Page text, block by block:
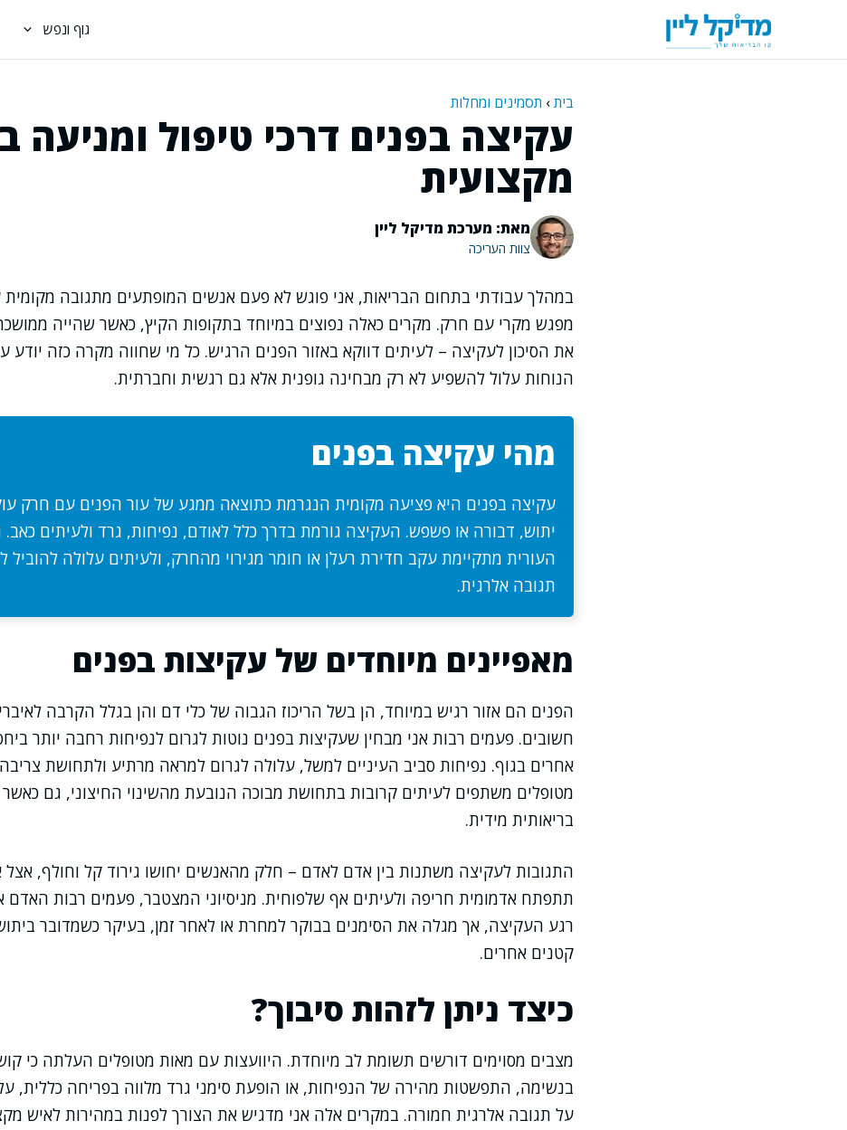
גוף ונפש
בית› תסמינים ומחלות
עקיצה בפנים דרכי טיפול ומניעה
מקצועית
מאת: מערכת מדיקל ליין
צוות העריכה
במהלך עבודתי בתחום הבריאות, אני פוגש לא פעם אנשים המופתעים מתגובה
מפגש מקרי עם חרק. מקרים כאלה נפוצים במיוחד בתקופות הקיץ, כאשר שהייה
את הסיכון לעקיצה – לעיתים דווקא באזור הפנים הרגיש. כל מי שחווה מקרה כזה יודע
הנוחות עלול להשפיע לא רק מבחינה גופנית אלא גם רגשית וחברתית.
מהי עקיצה בפנים
עקיצה בפנים היא פציעה מקומית הנגרמת כתוצאה ממגע של עור הפנים עם חרק
יתוש, דבורה או פשפש. העקיצה גורמת בדרך כלל לאודם, נפיחות, גרד ולעיתים
העורית מתקיימת עקב חדירת רעלן או חומר מגירוי מהחרק, ולעיתים עלולה להוביל
תגובה אלרגית.
מאפיינים מיוחדים של עקיצות בפנים
הפנים הם אזור רגיש במיוחד, הן בשל הריכוז הגבוה של כלי דם והן בגלל הקרבה
חשובים. פעמים רבות אני מבחין שעקיצות בפנים נוטות לגרום לנפיחות רחבה יותר
אחרים בגוף. נפיחות סביב העיניים למשל, עלולה לגרום למראה מרתיע ולתחושת
מטופלים משתפים לעיתים קרובות בתחושת מבוכה הנובעת מהשינוי החיצוני, גם כאשר
בריאותית מידית.
התגובות לעקיצה משתנות בין אדם לאדם – חלק מהאנשים יחושו גירוד קל וחולף, אצל
תתפתח אדמומית חריפה ולעיתים אף שלפוחית. מניסיוני המצטבר, פעמים רבות האדם
רגע העקיצה, אך מגלה את הסימנים בבוקר למחרת או לאחר זמן, בעיקר כשמדובר
קטנים אחרים.
כיצד ניתן לזהות סיבוך?
מצבים מסוימים דורשים תשומת לב מיוחדת. היוועצות עם מאות מטופלים העלתה כי
בנשימה, התפשטות מהירה של הנפיחות, או הופעת סימני גרד מלווה בפריחה כללית,
על תגובה אלרגית חמורה. במקרים אלה אני מדגיש את הצורך לפנות במהירות לאיש